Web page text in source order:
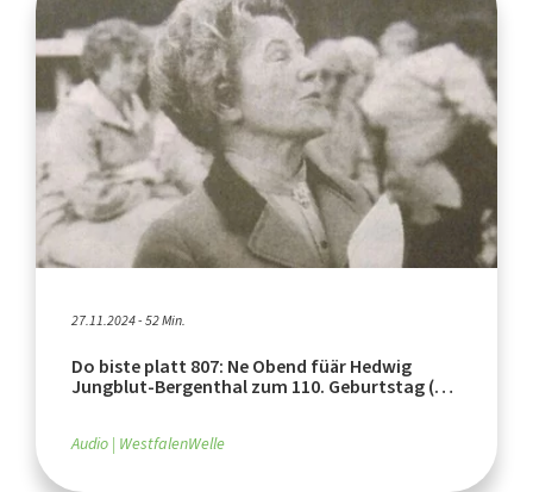
27.11.2024 - 52 Min.
Do biste platt 807: Ne Obend füär Hedwig
Jungblut-Bergenthal zum 110. Geburtstag (1.
Audio WestfalenWelle